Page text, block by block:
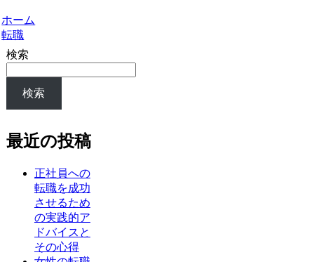
ホーム
転職
検索
検索
最近の投稿
正社員への
転職を成功
させるため
の実践的ア
ドバイスと
その心得